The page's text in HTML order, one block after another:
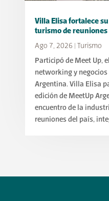
Villa Elisa fortalece
turismo de reuniones
Ago 7, 2026
Turismo
Participó de Meet Up,
networking y
Argentina. Villa Elisa
edición de MeetUp
encuentro de la
reuniones del país,